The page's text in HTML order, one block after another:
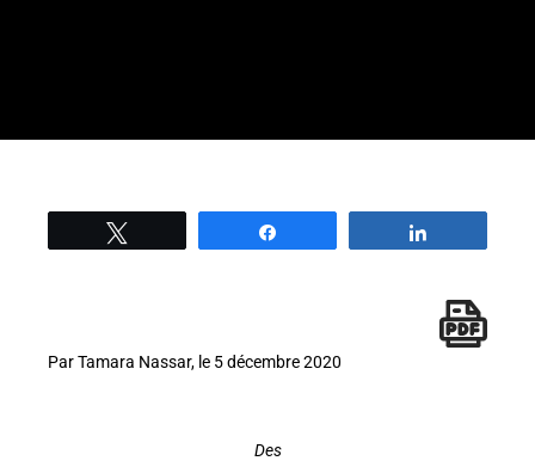
Par Tamara Nassar, le 5 décembre 2020
Des